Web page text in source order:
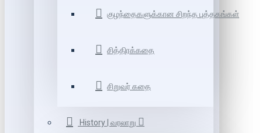
குழந்தைகளுக்கான சிறந்த புத்தகங்கள்
சித்திரக்கதை
சிறுவர் கதை
History | வரலாறு